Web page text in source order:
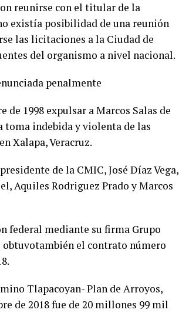
reunirse con el titular de la
existía posibilidad de una reunión
las licitaciones a la Ciudad de
del organismo a nivel nacional.
penalmente
1998 expulsar a Marcos Salas de
indebida y violenta de las
Xalapa, Veracruz.
de la CMIC, José Díaz Vega,
Aquiles Rodriguez Prado y Marcos
federal mediante su firma Grupo
obtuvotambién el contrato número
Tlapacoyan- Plan de Arroyos,
de 2018 fue de 20 millones 99 mil